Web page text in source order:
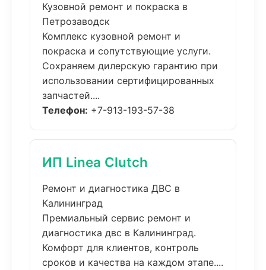
Кузовной ремонт и покраска в
Петрозаводск
Комплекс кузовной ремонт и
покраска и сопутствующие услуги.
Сохраняем дилерскую гарантию при
использовании сертифицированных
запчастей....
Телефон: +7-913-193-57-38
ИП Linea Clutch
Ремонт и диагностика ДВС в
Калининград
Премиальный сервис ремонт и
диагностика двс в Калининград.
Комфорт для клиентов, контроль
сроков и качества на каждом этапе....